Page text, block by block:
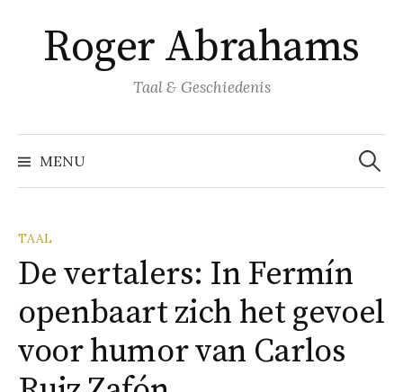
inhoud
springen
Roger Abrahams
Taal & Geschiedenis
MENU
Zoeken
naar:
TAAL
De vertalers: In Fermín
openbaart zich het gevoel
voor humor van Carlos